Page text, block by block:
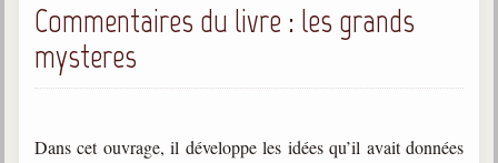
Commentaires du livre : les grands
mysteres
Dans cet ouvrage, il développe les idées qu’il avait données